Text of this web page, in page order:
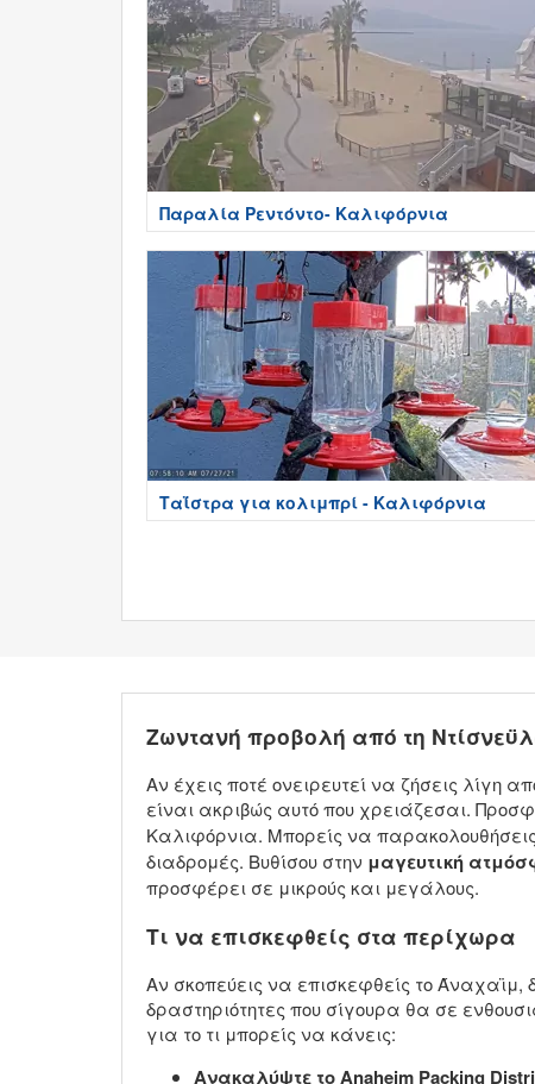
Παραλία Ρεντόντο- Καλιφόρνια
Ταΐστρα για κολιμπρί - Καλιφόρνια
Ζωντανή προβολή από τη
Αν έχεις ποτέ ονειρευτεί να ζήσεις λίγη
είναι ακριβώς αυτό που χρειάζεσαι.
Καλιφόρνια. Μπορείς να
διαδρομές. Βυθίσου στην μαγευτική
προσφέρει σε μικρούς και μεγάλους.
Τι να επισκεφθείς στα περίχωρα
Αν σκοπεύεις να επισκεφθείς το
δραστηριότητες που σίγουρα θα σε
για το τι μπορείς να κάνεις:
Ανακαλύψτε το Anaheim Packing